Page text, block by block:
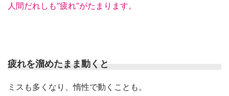
人間だれしも”疲れ”がたまります。
疲れを溜めたまま動くと
ミスも多くなり、惰性で動くことも。